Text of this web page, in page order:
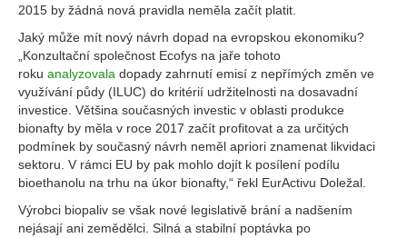
2015 by žádná nová pravidla neměla začít platit.
Jaký může mít nový návrh dopad na evropskou ekonomiku?
„Konzultační společnost Ecofys na jaře tohoto
roku analyzovala dopady zahrnutí emisí z nepřímých změn ve
využívání půdy (ILUC) do kritérií udržitelnosti na dosavadní
investice. Většina současných investic v oblasti produkce
bionafty by měla v roce 2017 začít profitovat a za určitých
podmínek by současný návrh neměl apriori znamenat likvidaci
sektoru. V rámci EU by pak mohlo dojít k posílení podílu
bioethanolu na trhu na úkor bionafty,“ řekl EurActivu Doležal.
Výrobci biopaliv se však nové legislativě brání a nadšením
nejásají ani zemědělci. Silná a stabilní poptávka po